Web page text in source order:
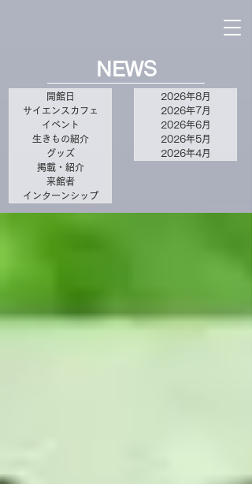
NEWS
開館日
サイエンスカフェ
イベント
生きもの紹介
グッズ
掲載・紹介
来館者
インターンシップ
2026年8月
2026年7月
2026年6月
2026年5月
2026年4月